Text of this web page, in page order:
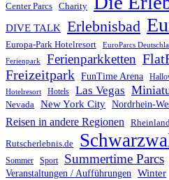
Center Parcs Charity
DIVE TALK Erlebnisbad
Europa-Park Hotelresort EuroParcs
Ferienpark Ferienparkketten
Freizeitpark FunTime Arena
Hotelresort Hotels Las Vegas
Nevada New York City Nordrhein-
Reisen in andere Regionen
Rutscherlebnis.de
Sommer
Sport Summertime Parcs
Veranstaltungen / Aufführungen Winter